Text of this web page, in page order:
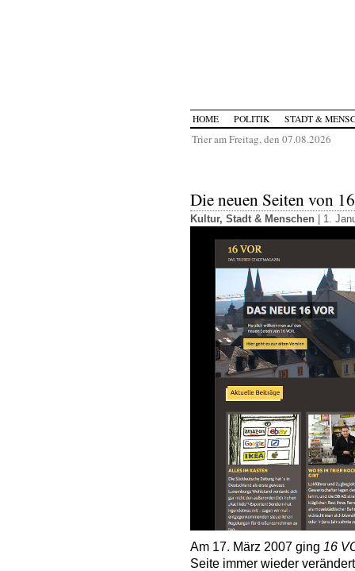
HOME POLITIK STADT &
Trier am Freitag, den 07.08.2026
Die neuen Seiten von
Kultur, Stadt & Menschen | 1.
Am 17. März 2007 ging 16
Seite immer wieder